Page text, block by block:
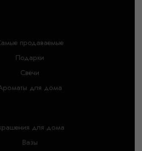
продаваемые
Подарки
Свечи
для дома
для дома
Вазы